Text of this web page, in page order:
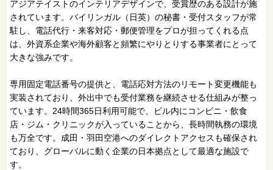
アジアテイストのインテリアデザインで、受賞歴のある設計が施
されています。バイリンガル（日英）の秘書・受付スタッフが常
駐し、電話代行・来客対応・郵便管理をプロが担ってくれる点
は、外資系企業や海外顧客と頻繁にやりとりする事業者にとって
大きな強みです。
専用固定電話番号の提供と、電話応対方法のリモート変更機能も
実装されており、外出中でも受付業務を継続させる仕組みが整っ
ています。24時間365日利用可能で、ビル内にコンビニ・飲食
店・ジム・クリニックが入っていることから、長時間執務の環境
も万全です。成田・羽田空港へのダイレクトアクセスも確保され
ており、グローバルに動く企業の日本拠点として最適な施設で
す。